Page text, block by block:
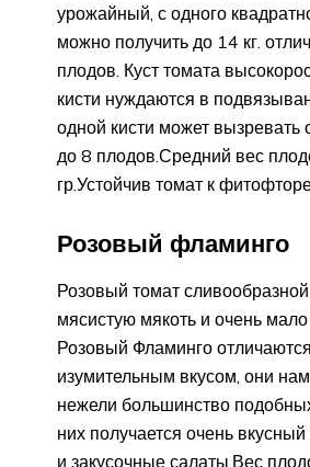
урожайный, с одного
можно получить до 14 кг.
плодов. Куст томата
кисти нуждаются в
одной кисти может
до 8 плодов.Средний вес
гр.Устойчив томат к
Розовый фламинго
Розовый томат
мясистую мякоть и очень
Розовый Фламинго отличаются
изумительным вкусом, они
нежели большинство
них получается очень
и закусочные салаты.Вес